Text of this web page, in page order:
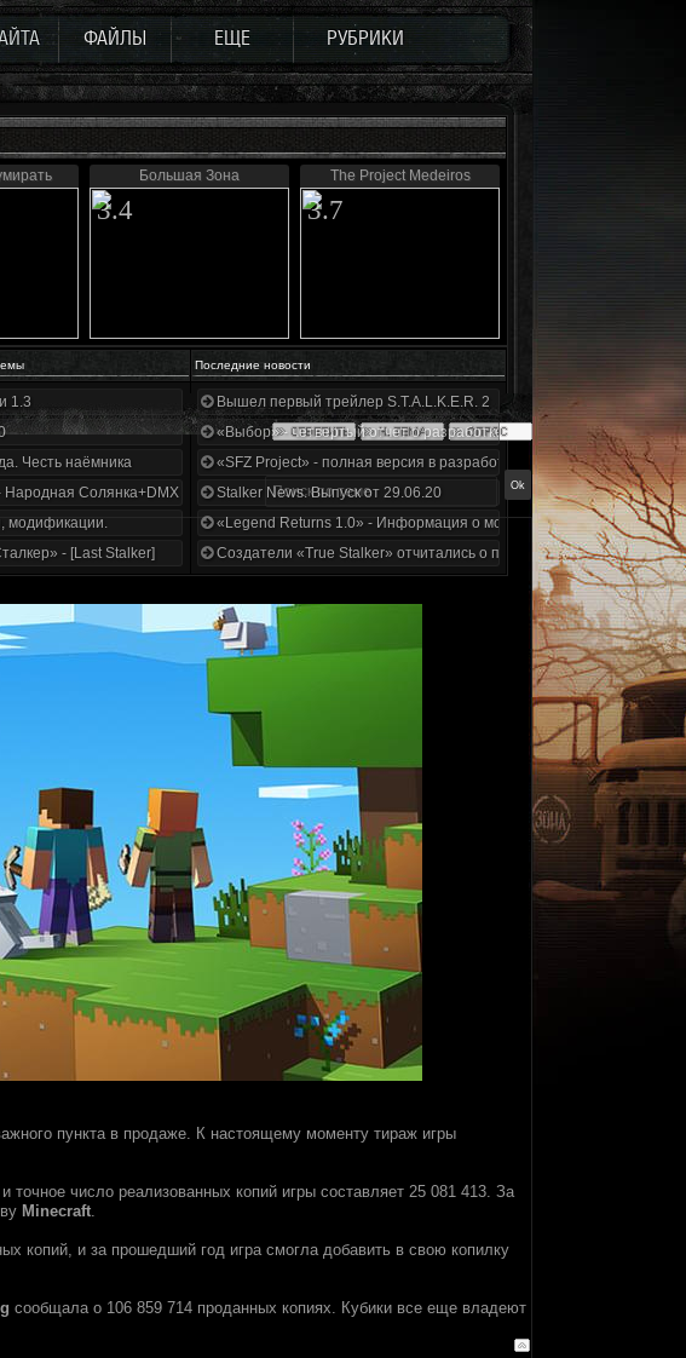
ФАЙЛЫ ЕЩЕ РУБРИКИ
Большая Зона
3.4
The Project Medeiros
3.7
Последние новости
Разбор трейлера
1.3
Честь наёмника
Народная Солянка+DMX 1.3.5.ООП.МА.К.
модификации.
- [Last Stalker]
Вышел первый трейлер S.T.A.L.K.E.R. 2
«Выбор» - четвертый отчет о разработке!
«SFZ Project» - полная версия в разработке!
Stalker News. Выпуск от 29.06.20
«Legend Returns 1.0» - Информация о моде за июнь 2020
Создатели «True Stalker» отчитались о проделанной работе
пункта в продаже. К настоящему моменту тираж игры
точное число реализованных копий игры составляет 25 081 413. За
Minecraft.
копий, и за прошедший год игра смогла добавить в свою копилку
сообщала о 106 859 714 проданных копиях. Кубики все еще владеют